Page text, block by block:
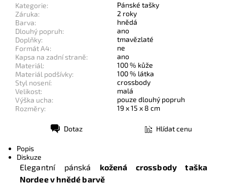
Kategorie:
Pánské tašky
Záruka:
2 roky
Barva:
hnědá
Dlouhý popruh:
ano
Doplňky:
tmavězlaté
Formát A4:
ne
Kapsa na zadní straně:
ano
Materiál:
100 % kůže
Materiál podšívky:
100 % látka
Styl nosení:
crossbody
Velikost:
malá
Výška ucha:
pouze dlouhý popruh
Rozměry:
19 x 15 x 8 cm
Dotaz Hlídat cenu
Popis
Diskuze
Elegantní pánská kožená crossbody taška
Nordee v hnědé barvě